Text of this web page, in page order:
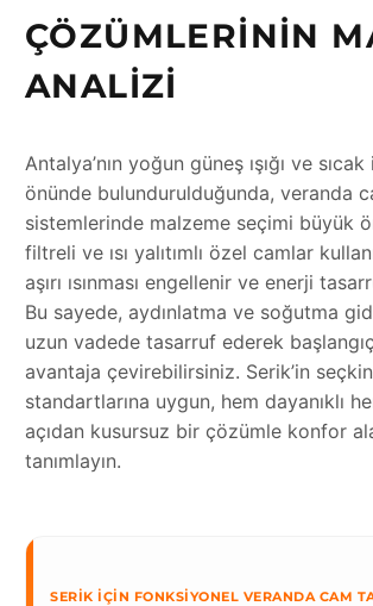
ÇÖZÜMLERININ
ANALIZI
Antalya’nın yoğun güneş ışığı ve
önünde bulundurulduğunda, veranda
sistemlerinde malzeme seçimi büyük
filtreli ve ısı yalıtımlı özel camlar
aşırı ısınması engellenir ve enerji
Bu sayede, aydınlatma ve soğutma
uzun vadede tasarruf ederek başlangıç
avantaja çevirebilirsiniz. Serik’in
standartlarına uygun, hem dayanıklı
açıdan kusursuz bir çözümle konfor
tanımlayın.
SERIK İÇIN FONKSIYONEL VERANDA CAM